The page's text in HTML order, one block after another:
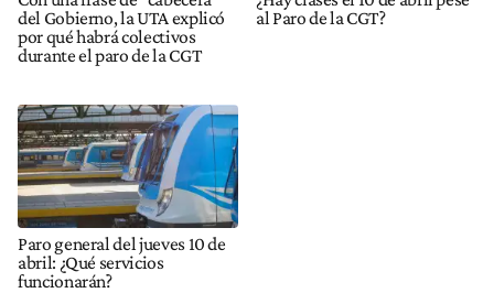
del Gobierno, la UTA explicó
por qué habrá colectivos
durante el paro de la CGT
al Paro de la CGT?
Paro general del jueves 10 de
abril: ¿Qué servicios
funcionarán?